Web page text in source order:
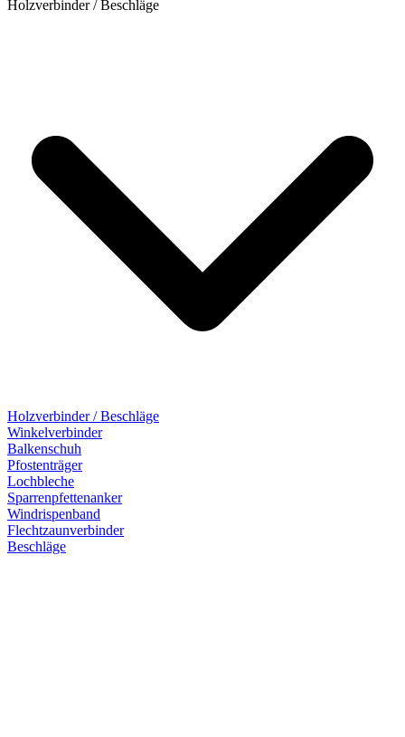
Holzverbinder / Beschläge
Holzverbinder / Beschläge
Winkelverbinder
Balkenschuh
Pfostenträger
Lochbleche
Sparrenpfettenanker
Windrispenband
Flechtzaunverbinder
Beschläge